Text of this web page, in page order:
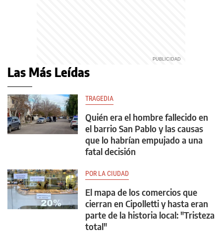
Las Más Leídas
TRAGEDIA
Quién era el hombre fallecido en
el barrio San Pablo y las causas
que lo habrían empujado a una
fatal decisión
POR LA CIUDAD
El mapa de los comercios que
cierran en Cipolletti y hasta eran
parte de la historia local: "Tristeza
total"